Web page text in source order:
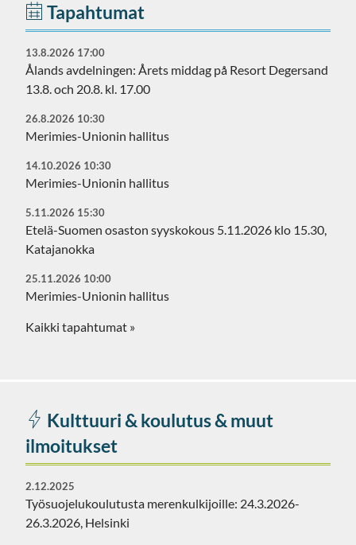
Tapahtumat
13.8.2026 17:00
Ålands avdelningen: Årets middag på Resort Degersand
13.8. och 20.8. kl. 17.00
26.8.2026 10:30
Merimies-Unionin hallitus
14.10.2026 10:30
Merimies-Unionin hallitus
5.11.2026 15:30
Etelä-Suomen osaston syyskokous 5.11.2026 klo 15.30,
Katajanokka
25.11.2026 10:00
Merimies-Unionin hallitus
Kaikki tapahtumat »
Kulttuuri & koulutus & muut
ilmoitukset
2.12.2025
Työsuojelukoulutusta merenkulkijoille: 24.3.2026-
26.3.2026, Helsinki